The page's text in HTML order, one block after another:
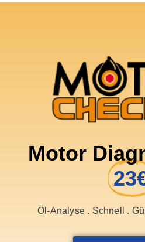
Motor
Öl-Analyse . Schnell .